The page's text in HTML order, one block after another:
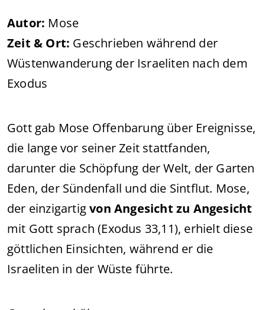
Autor: Mose
Zeit & Ort: Geschrieben während der
Wüstenwanderung der Israeliten nach dem
Exodus
Gott gab Mose Offenbarung über Ereignisse,
die lange vor seiner Zeit stattfanden,
darunter die Schöpfung der Welt, der Garten
Eden, der Sündenfall und die Sintflut. Mose,
der einzigartigvon Angesicht zu Angesicht
mit Gott sprach (Exodus 33,11), erhielt diese
göttlichen Einsichten, während er die
Israeliten in der Wüste führte.